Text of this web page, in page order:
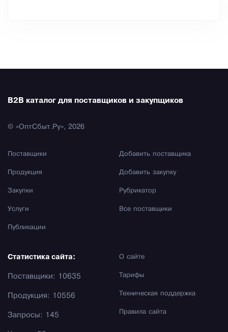
B2B каталог для поставщиков и закупщиков
© «ОптСбыт.Ру», 2026
Поставщики
Продукция
Закупки
Услуги
Публикации
Добавить поставщика
Добавить закупку
Рубрикатор
Все поставщики
О сайте
Тарифы
Техническая поддержка
Правила сайта
Статистика сайта:
Поставщики: 10635
Продукция: 10556
Запросы: 145